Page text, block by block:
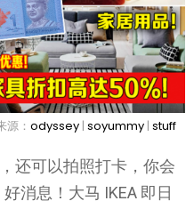
源： odyssey | soyummy | stuff
还可以拍照打卡，你会
消息！大马 IKEA 即日